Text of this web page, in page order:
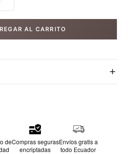
AL CARRITO
deCompras seguras
encriptadas
Envíos gratis a
todo Ecuador